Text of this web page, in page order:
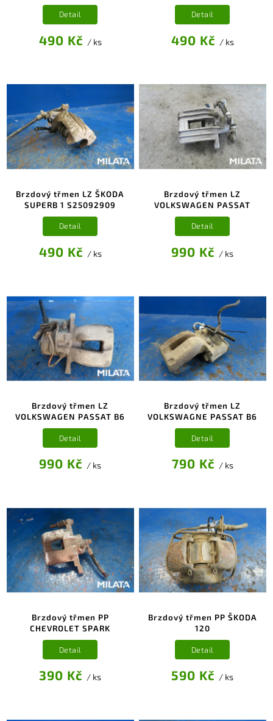
490 Kč / ks
Detail
490 Kč / ks
Detail
Brzdový třmen LZ ŠKODA
SUPERB 1 S25092909
490 Kč / ks
Detail
Brzdový třmen LZ
VOLKSWAGEN PASSAT
990 Kč / ks
Detail
Brzdový třmen LZ
VOLKSWAGEN PASSAT B6
990 Kč / ks
Detail
Brzdový třmen LZ
VOLKSWAGNE PASSAT B6
790 Kč / ks
Detail
Brzdový třmen PP
CHEVROLET SPARK
390 Kč / ks
Detail
Brzdový třmen PP ŠKODA
120
590 Kč / ks
Detail